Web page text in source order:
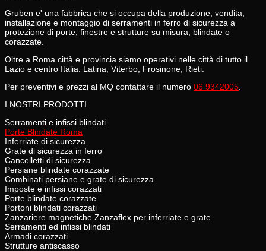
Gruben e' una fabbrica che si occupa della produzione, vendita,
installazione e montaggio di serramenti in ferro di sicurezza a
protezione di porte, finestre e strutture su misura, blindate o
corazzate.
Oltre a Roma città e provincia siamo operativi nelle città di tutto il
Lazio e centro Italia: Latina, Viterbo, Frosinone, Rieti.
Per preventivi e prezzi al MQ contattare il numero 06 9342005
I NOSTRI PRODOTTI
Serramenti e infissi blindati
Porte Blindate Roma
Inferriate di sicurezza
Grate di sicurezza in ferro
Cancelletti di sicurezza
Persiane blindate corazzate
Combinati persiane e grate di sicurezza
Imposte e infissi corazzati
Porte blindate corazzate
Portoni blindati corazzati
Zanzariere magnetiche Zanzaflex per inferriate e grate
Serramenti ed infissi blindati
Armadi corazzati
Strutture antiscasso